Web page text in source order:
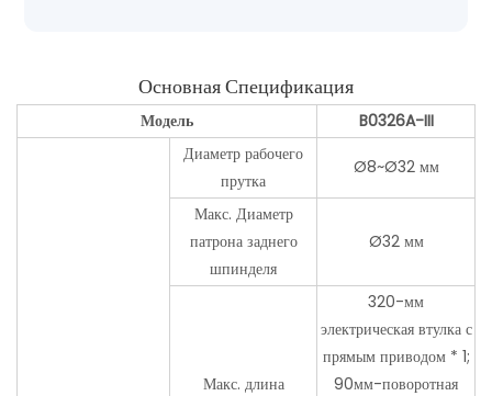
Основная Спецификация
Модель B0326A-III
Диаметр рабочего
прутка
Ø8~Ø32 мм
Макс. Диаметр
патрона заднего
шпинделя
Ø32 мм
Макс. длина
320-мм
электрическая втулка с
прямым приводом * 1;
90мм-поворотная